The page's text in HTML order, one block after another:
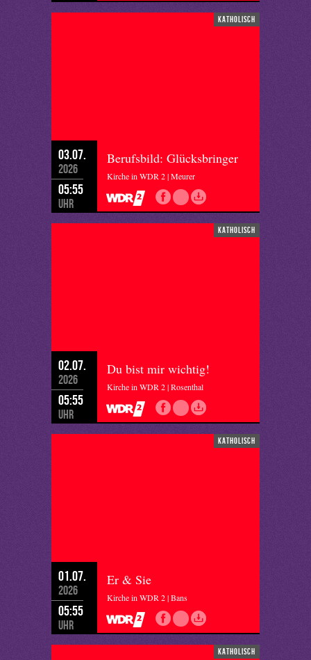
katholisch
03.07.
2026
05:55
Uhr
Berufsbild: Glücksbringer
Kirche in WDR 2 | Meurer
katholisch
02.07.
2026
05:55
Uhr
Du bist mir wichtig!
Kirche in WDR 2 | Rosenthal
katholisch
01.07.
2026
05:55
Uhr
Er & Sie
Kirche in WDR 2 | Bans
katholisch